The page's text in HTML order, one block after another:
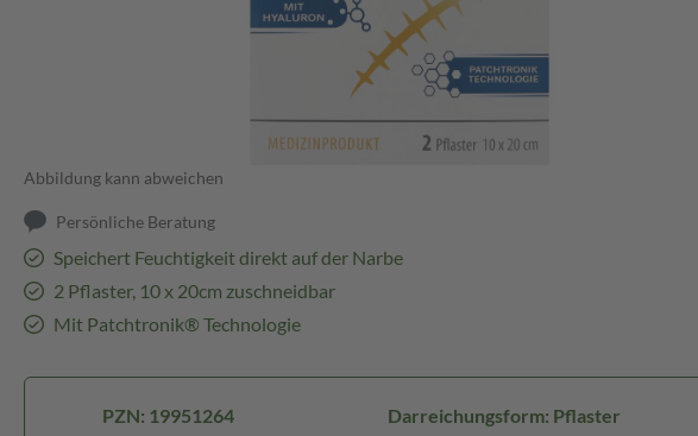
Abbildung kann abweichen
Persönliche Beratung
Speichert Feuchtigkeit direkt auf der Narbe
2 Pflaster, 10 x 20cm zuschneidbar
Mit Patchtronik® Technologie
PZN: 19951264 Darreichungsform: Pflaster